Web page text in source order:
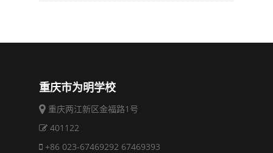
重庆市为明学校
重庆两江新区金福路1号
401122
+86 023-67469292 67469393